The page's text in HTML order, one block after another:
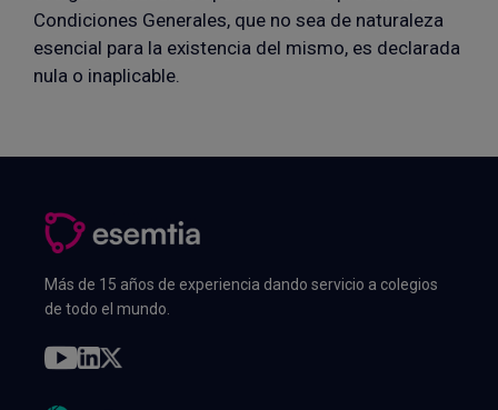
Condiciones Generales, que no sea de naturaleza
esencial para la existencia del mismo, es declarada
nula o inaplicable.
Más de 15 años de experiencia dando servicio a colegios
de todo el mundo.